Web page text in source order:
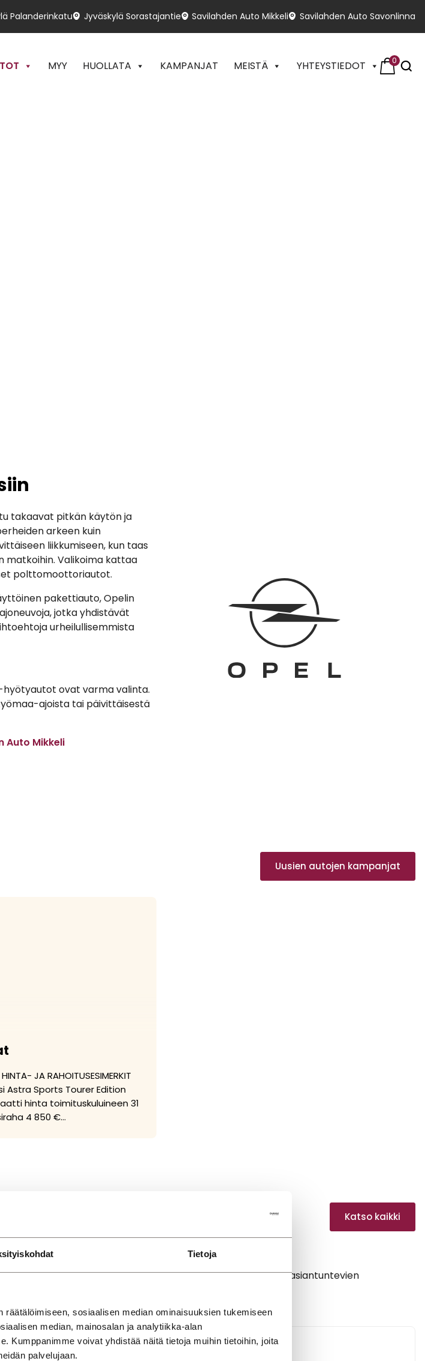
Tietoja
sosiaalisen median ominaisuuksien tukemiseen
median, mainosalan ja analytiikka-alan
Kumppanimme voivat yhdistää näitä tietoja muihin tietoihin, joita
palvelujaan.
Palanderinkatu Jyväskylä Sorastajantie Savilahden Auto Mikkeli Savilahden Auto Savonlinna
MYY HUOLLATA KAMPANJAT MEISTÄ YHTEYSTIEDOT 0
takaavat pitkän käytön ja
arkeen kuin
liikkumiseen, kun taas
matkoihin. Valikoima kattaa
polttomoottoriautot.
pakettiauto, Opelin
jotka yhdistävät
urheilullisemmista
hyötyautot ovat varma valinta.
ajoista tai päivittäisestä
Auto Mikkeli
Uusien autojen kampanjat
JA RAHOITUSESIMERKIT
Astra Sports Tourer Edition
hinta toimituskuluineen 31
4 850 €…
Katso kaikki
myymäläämme Opel koeajolle ja keskustelemaan asiantuntevien